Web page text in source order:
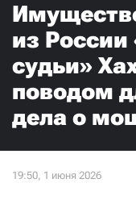
из России
судьи»
поводом
дела о